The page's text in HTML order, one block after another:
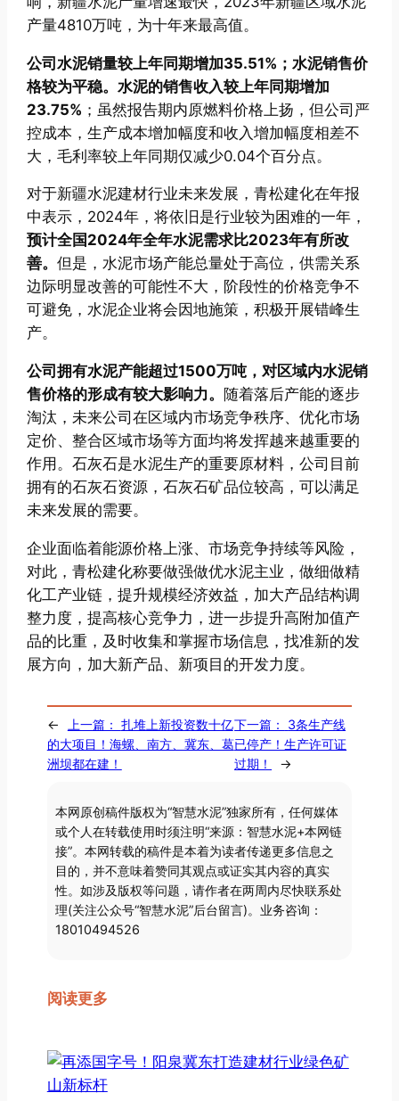
产量4810万吨，为十年来最高值。
公司水泥销量较上年同期增加35.51%；水泥销售价
格较为平稳。水泥的销售收入较上年同期增加
23.75% ；虽然报告期内原燃料价格上扬，但公司严
控成本，生产成本增加幅度和收入增加幅度相差不
大，毛利率较上年同期仅减少0.04个百分点。
对于新疆水泥建材行业未来发展，青松建化在年报
中表示，2024年，将依旧是行业较为困难的一年，
预计全国2024年全年水泥需求比2023年有所改
善。但是，水泥市场产能总量处于高位，供需关系
边际明显改善的可能性不大，阶段性的价格竞争不
可避免，水泥企业将会因地施策，积极开展错峰生
产。
公司拥有水泥产能超过1500万吨，对区域内水泥销
售价格的形成有较大影响力。 随着落后产能的逐步
淘汰，未来公司在区域内市场竞争秩序、优化市场
定价、整合区域市场等方面均将发挥越来越重要的
作用。石灰石是水泥生产的重要原材料，公司目前
拥有的石灰石资源，石灰石矿品位较高，可以满足
未来发展的需要。
企业面临着能源价格上涨、市场竞争持续等风险，
对此，青松建化称要做强做优水泥主业，做细做精
化工产业链，提升规模经济效益，加大产品结构调
整力度，提高核心竞争力，进一步提升高附加值产
品的比重，及时收集和掌握市场信息，找准新的发
展方向，加大新产品、新项目的开发力度。
← 上一篇： 扎堆上新投资数十亿
的大项目！海螺、南方、冀东、葛
洲坝都在建！
下一篇：
3条生产线
已停产！生产许可证
过期！
→
本网原创稿件版权为“智慧水泥”独家所有，任何媒体
或个人在转载使用时须注明“来源：智慧水泥+本网链
接”。本网转载的稿件是本着为读者传递更多信息之
目的，并不意味着赞同其观点或证实其内容的真实
性。如涉及版权等问题，请作者在两周内尽快联系处
理(关注公众号“智慧水泥”后台留言)。业务咨询：
18010494526
阅读更多